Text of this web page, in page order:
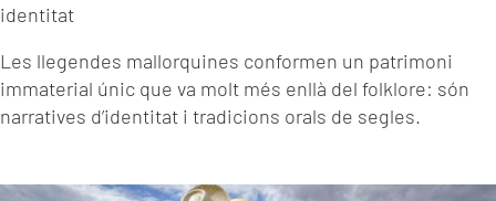
identitat
Les llegendes mallorquines conformen un patrimoni
immaterial únic que va molt més enllà del folklore: són
narratives d’identitat i tradicions orals de segles.